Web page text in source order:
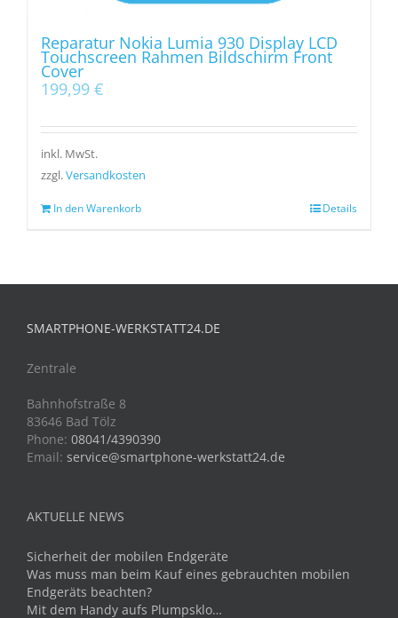
Reparatur Nokia Lumia 930 Display LCD
Touchscreen Rahmen Bildschirm Front
Cover
199,99 €
inkl. MwSt.
zzgl.Versandkosten
In den Warenkorb Details
SMARTPHONE-WERKSTATT24.DE
Zentrale
Bahnhofstraße 8
83646 Bad Tölz
Phone: 08041/4390390
Email: service@smartphone-werkstatt24.de
AKTUELLE NEWS
Sicherheit der mobilen Endgeräte
Was muss man beim Kauf eines gebrauchten mobilen
Endgeräts beachten?
Mit dem Handy aufs Plumpsklo…